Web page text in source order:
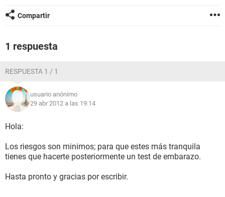
Compartir
1 respuesta
RESPUESTA 1 / 1
usuario anónimo
29 abr 2012 a las 19:14
Hola:
Los riesgos son minimos; para que estes más tranquila
tienes que hacerte posteriormente un test de embarazo.
Hasta pronto y gracias por escribir.